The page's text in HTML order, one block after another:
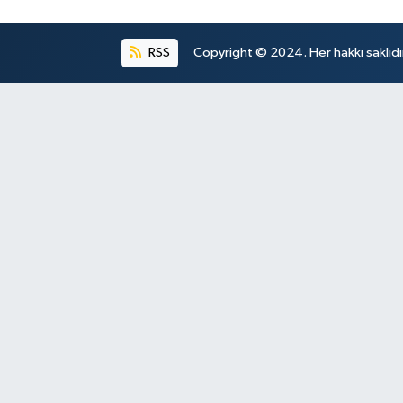
RSS Copyright © 2024. Her hakkı